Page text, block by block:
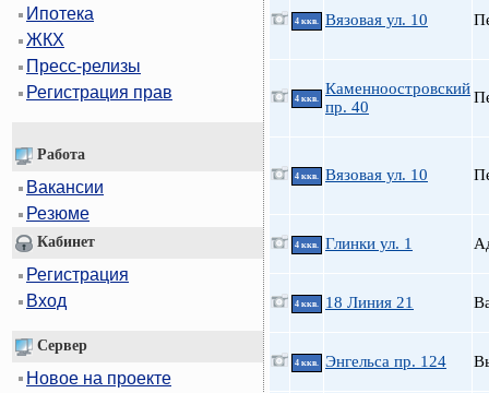
Ипотека
ЖКХ
Пресс-релизы
Регистрация прав
Работа
Вакансии
Резюме
Кабинет
Регистрация
Вход
Сервер
Новое на проекте
4 ккв. Вязовая ул. 10
4 ккв.
Каменноостровский
пр. 40
4 ккв. Вязовая ул. 10
4 ккв. Глинки ул. 1
4 ккв. 18 Линия 21
4 ккв. Энгельса пр. 124